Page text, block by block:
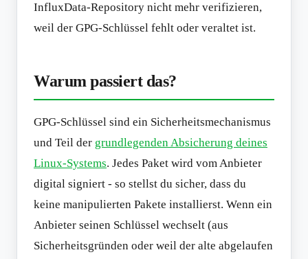
InfluxData-Repository nicht mehr verifizieren,
weil der GPG-Schlüssel fehlt oder veraltet ist.
Warum passiert das?
GPG-Schlüssel sind ein Sicherheitsmechanismus
und Teil der grundlegenden Absicherung deines
Linux-Systems. Jedes Paket wird vom Anbieter
digital signiert - so stellst du sicher, dass du
keine manipulierten Pakete installierst. Wenn ein
Anbieter seinen Schlüssel wechselt (aus
Sicherheitsgründen oder weil der alte abgelaufen